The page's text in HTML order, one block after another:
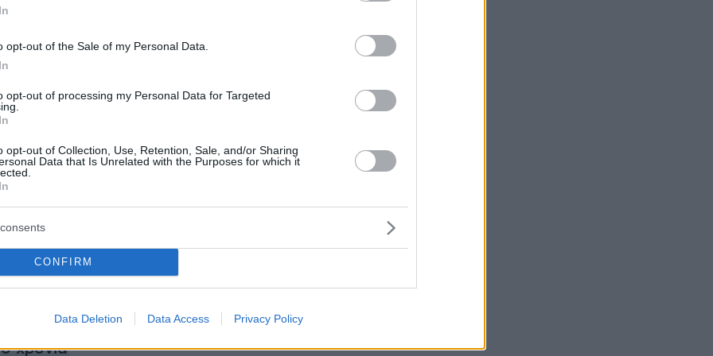
opt-out of the Sale of my Personal Data.
opt-out of processing my Personal Data for Targeted
opt-out of Collection, Use, Retention, Sale, and/or Sharing
Data that Is Unrelated with the Purposes for which it
CONFIRM
Data Deletion Data Access Privacy Policy
έγινε δότης ήπατος για την κόρη του
γιο του Κωνσταντίνο, τον Δημήτρη που
Κωνσταντίνα που έδωσε ζωή στον πατέρα
μέσω μεταμόσχευσης μυελού των οστών.
«Πήραν φωτιά» οι ψησταριές, τσικνίζουν
- Δείτε βίντεο και φωτογραφίες
28χρονη κατήγγειλε ότι ο σύζυγός της τη
χρόνια